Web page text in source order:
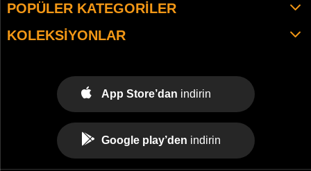
POPÜLER KATEGORILER
KOLEKSIYONLAR
App Store’dan indirin
Google play’den indirin